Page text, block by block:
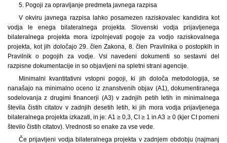
5. Pogoji za opravljanje predmeta javnega razpisa
V okviru javnega razpisa lahko posamezen raziskovalec kandidira kot
vodja le enega bilateralnega projekta. Slovenski vodja prijavljenega
bilateralnega projekta mora izpolnjevati pogoje za vodjo raziskovalnega
projekta, kot jih določajo 29. člen Zakona, 8. člen Pravilnika o postopkih in
Pravilnik o pogojih za vodje. Vsi navedeni dokumenti so sestavni del
razpisne dokumentacije in so objavljeni na spletni strani agencije.
Minimalni kvantitativni vstopni pogoji, ki jih določa metodologija, se
nanašajo na minimalno oceno iz znanstvenih objav (A1), dokumentiranega
sodelovanja z drugimi financerji (A3) v zadnjih petih letih in minimalnega
števila čistih citatov v zadnjih desetih letih, ki jih mora vodja prijavljenega
bilateralnega projekta izkazati, in je: A1 ≥ 0,3, CI ≥ 1 in A3 ≥ 0 (kjer CI pomeni
število čistih citatov). Vrednosti so enake za vse vede.
Če prijavljeni vodja bilateralnega projekta v zadnjem obdobju (najmanj